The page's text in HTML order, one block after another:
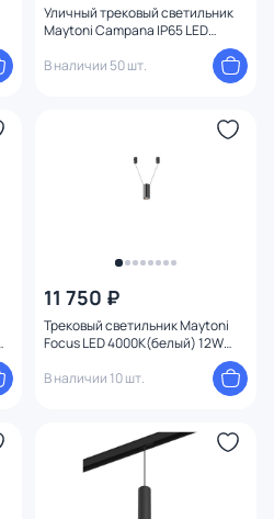
Уличный трековый светильник
Maytoni Campana IP65 LED
3000К(теплый) 12W O-TR01-1-P-
12WB3K
В наличии 50 шт.
11 750 ₽
Трековый светильник Maytoni
Focus LED 4000К(белый) 12W
В наличии 10 шт.